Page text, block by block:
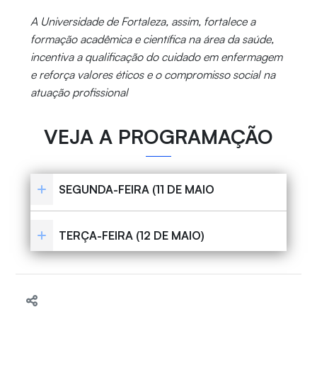
A Universidade de Fortaleza, assim, fortalece a
formação acadêmica e científica na área da saúde,
incentiva a qualificação do cuidado em enfermagem
e reforça valores éticos e o compromisso social na
atuação profissional
VEJA A PROGRAMAÇÃO
SEGUNDA-FEIRA (11 DE MAIO
TERÇA-FEIRA (12 DE MAIO)